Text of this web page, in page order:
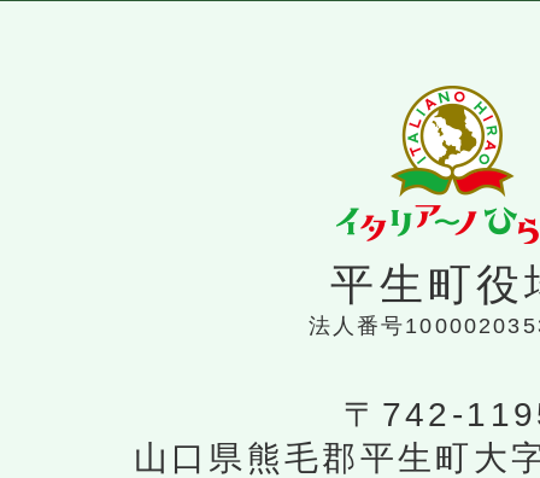
平生町役
法人番号
〒742-
山口県熊毛郡平生町大